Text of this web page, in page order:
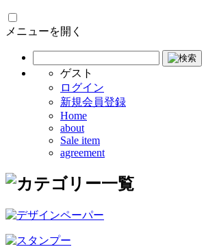
メニューを開く
ゲスト
ログイン
新規会員登録
Home
about
Sale item
agreement